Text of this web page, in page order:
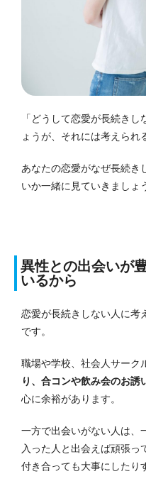
「どうして恋愛が長続き
ょうが、それには考えられ
あなたの恋愛がなぜ長続き
いか一緒に見ていきましょ
異性との出会いが
いるから
恋愛が長続きしない人に考
です。
職場や学校、社会人サーク
り、合コンや飲み会のお誘
心に余裕があります。
一方で出会いがない人は、
入った人と出会えば頑張っ
付き合っても大事にしたり